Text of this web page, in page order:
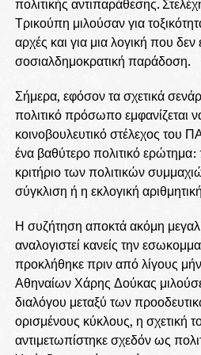
πολιτικής αντιπαράθεσης.
Τρικούπη μιλούσαν για
αρχές και για μια λογική που δεν
σοσιαλδημοκρατική παράδοση.
Σήμερα, εφόσον τα σχετικά
πολιτικό πρόσωπο εμφανίζεται
κοινοβουλευτικό στέλεχος του
ένα βαθύτερο πολιτικό ερώτημα:
κριτήριο των πολιτικών
σύγκλιση ή η εκλογική
Η συζήτηση αποκτά ακόμη
αναλογιστεί κανείς την
προκλήθηκε πριν από λίγους
Αθηναίων Χάρης Δούκας
διαλόγου μεταξύ των
ορισμένους κύκλους, η σχετική
αντιμετωπίστηκε σχεδόν ως